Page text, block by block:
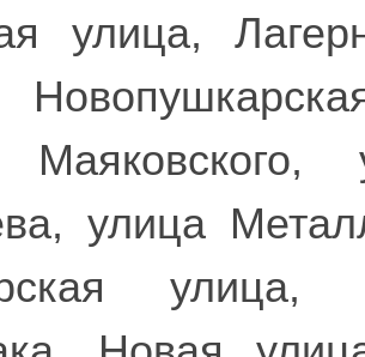
улица,
улица